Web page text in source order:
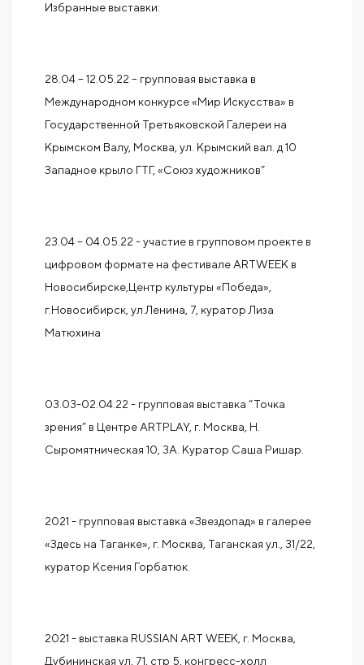
Избранные выставки:
28.04 – 12.05.22 – групповая выставка в
Международном конкурсе «Мир Искусства» в
Государственной Третьяковской Галереи на
Крымском Валу, Москва, ул. Крымский вал. д 10
Западное крыло ГТГ, «Союз художников”
23.04 – 04.05.22 - участие в групповом проекте в
цифровом формате на фестивале ARTWEEK в
Новосибирске,Центр культуры «Победа»,
г.Новосибирск, ул Ленина, 7, куратор Лиза
Матюхина
03.03-02.04.22 - групповая выставка “Точка
зрения” в Центре ARTPLAY, г. Москва, Н.
Сыромятническая 10, 3А. Куратор Саша Ришар.
2021 - групповая выставка «Звездопад» в галерее
«Здесь на Таганке», г. Москва, Таганская ул., 31/22,
куратор Ксения Горбатюк.
2021 - выставка RUSSIAN ART WEEK, г. Москва,
Дубининская ул, 71, стр 5, конгресс-холл